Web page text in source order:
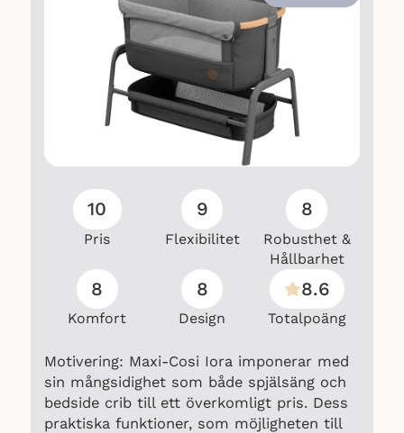
10
Pris
9
Flexibilitet
8
Robusthet &
Hållbarhet
8
Komfort
8
Design
8.6
Totalpoäng
Motivering: Maxi-Cosi Iora imponerar med
sin mångsidighet som både spjälsäng och
bedside crib till ett överkomligt pris. Dess
praktiska funktioner, som möjligheten till